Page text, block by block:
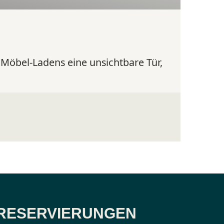
Ladens eine unsichtbare Tür,